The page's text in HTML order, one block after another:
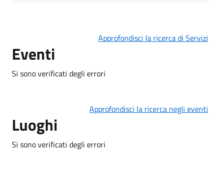
Approfondisci la ricerca di Servizi
Eventi
Si sono verificati degli errori
Approfondisci la ricerca negli eventi
Luoghi
Si sono verificati degli errori